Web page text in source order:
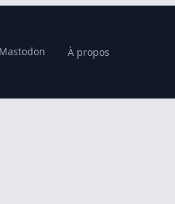
Mastodon
À propos